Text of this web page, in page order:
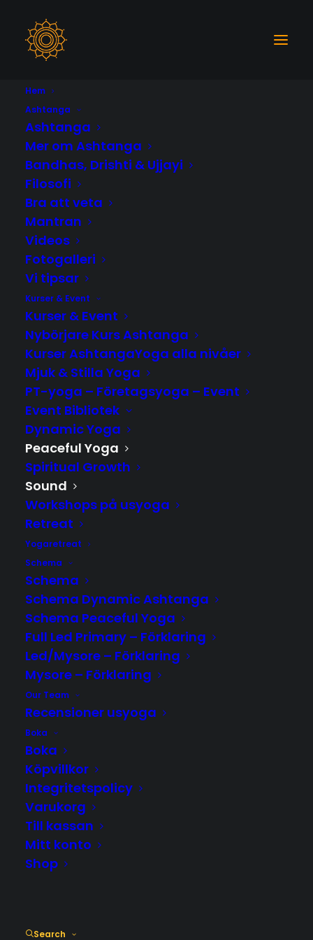
Hem
Ashtanga
Ashtanga
Mer om Ashtanga
Bandhas, Drishti & Ujjayi
Filosofi
Bra att veta
Mantran
Videos
Fotogalleri
Vi tipsar
Kurser & Event
Kurser & Event
Nybörjare Kurs Ashtanga
Kurser AshtangaYoga alla nivåer
Mjuk & Stilla Yoga
PT-yoga – Företagsyoga – Event
Event Bibliotek
Dynamic Yoga
Peaceful Yoga
Spiritual Growth
Sound
Workshops på usyoga
Retreat
Yogaretreat
Schema
Schema
Schema Dynamic Ashtanga
Schema Peaceful Yoga
Full Led Primary – Förklaring
Led/Mysore – Förklaring
Mysore – Förklaring
Our Team
Recensioner usyoga
Boka
Boka
Köpvillkor
Integritetspolicy
Varukorg
Till kassan
Mitt konto
Shop
Search
~ Restorative Yoga & Vila i
vibrationernas helande
frekvens
14:00 - 16:00
Vibrations- & ljudterapeutisk massage
♡
Restorative
Yoga